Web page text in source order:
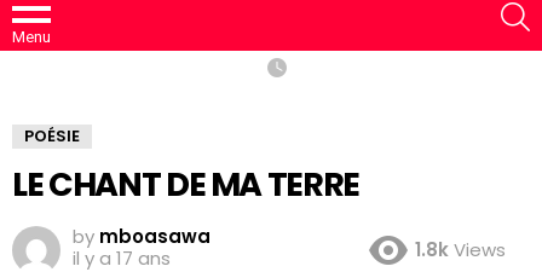
Menu
POÉSIE
LE CHANT DE MA TERRE
by mboasawa
il y a 17 ans
1.8kViews